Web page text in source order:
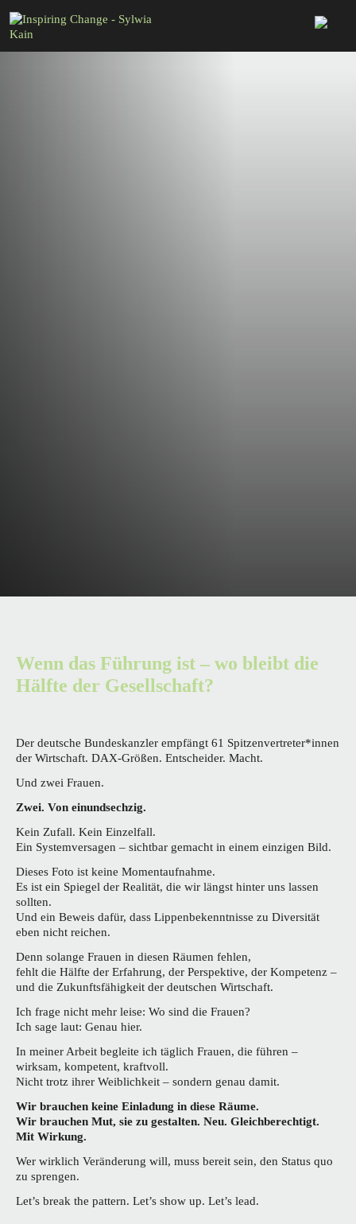
Wenn das Führung ist – wo bleibt die
Hälfte der Gesellschaft?
Der deutsche Bundeskanzler empfängt 61 Spitzenvertreter*innen
der Wirtschaft. DAX-Größen. Entscheider. Macht.
Und zwei Frauen.
Zwei. Von einundsechzig.
Kein Zufall. Kein Einzelfall.
Ein Systemversagen – sichtbar gemacht in einem einzigen Bild.
Dieses Foto ist keine Momentaufnahme.
Es ist ein Spiegel der Realität, die wir längst hinter uns lassen
sollten.
Und ein Beweis dafür, dass Lippenbekenntnisse zu Diversität
eben nicht reichen.
Denn solange Frauen in diesen Räumen fehlen,
fehlt die Hälfte der Erfahrung, der Perspektive, der Kompetenz –
und die Zukunftsfähigkeit der deutschen Wirtschaft.
Ich frage nicht mehr leise: Wo sind die Frauen?
Ich sage laut: Genau hier.
In meiner Arbeit begleite ich täglich Frauen, die führen –
wirksam, kompetent, kraftvoll.
Nicht trotz ihrer Weiblichkeit – sondern genau damit.
Wir brauchen keine Einladung in diese Räume.
Wir brauchen Mut, sie zu gestalten. Neu. Gleichberechtigt.
Mit Wirkung.
Wer wirklich Veränderung will, muss bereit sein, den Status quo
zu sprengen.
Let’s break the pattern. Let’s show up. Let’s lead.